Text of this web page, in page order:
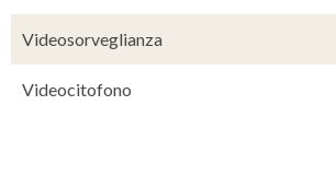
Videosorveglianza
Videocitofono